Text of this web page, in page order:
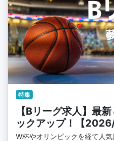
特集
【Bリーグ求人】最
ックアップ！【
W杯やオリンピックを経て人